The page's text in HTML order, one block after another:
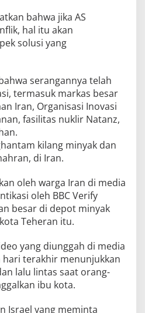
bahwa jika AS
hal itu akan
solusi yang
serangannya telah
termasuk markas besar
Iran, Organisasi Inovasi
fasilitas nuklir Natanz,
kilang minyak dan
di Iran.
oleh warga Iran di media
oleh BBC Verify
besar di depot minyak
Teheran itu.
yang diunggah di media
terakhir menunjukkan
lalu lintas saat orang-
ibu kota.
Israel yang meminta